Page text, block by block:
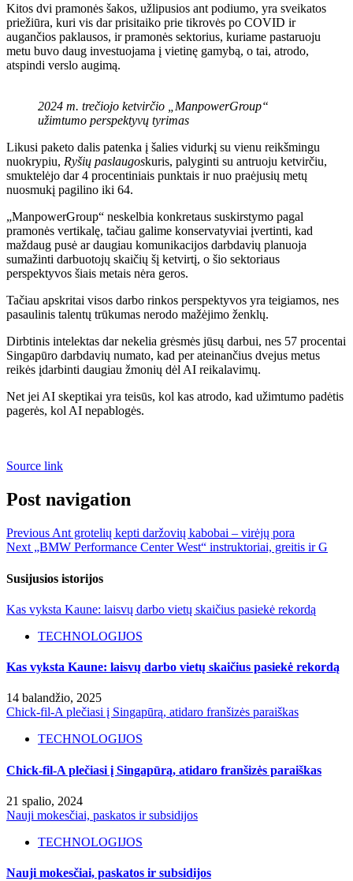
Kitos dvi pramonės šakos, užlipusios ant podiumo, yra sveikatos
priežiūra, kuri vis dar prisitaiko prie tikrovės po COVID ir
augančios paklausos, ir pramonės sektorius, kuriame pastaruoju
metu buvo daug investuojama į vietinę gamybą, o tai, atrodo,
atspindi verslo augimą.
2024 m. trečiojo ketvirčio „ManpowerGroup“
užimtumo perspektyvų tyrimas
Likusi paketo dalis patenka į šalies vidurkį su vienu reikšmingu
nuokrypiu, Ryšių paslaugoskuris, palyginti su antruoju ketvirčiu,
smuktelėjo dar 4 procentiniais punktais ir nuo praėjusių metų
nuosmukį pagilino iki 64.
„ManpowerGroup“ neskelbia konkretaus suskirstymo pagal
pramonės vertikalę, tačiau galime konservatyviai įvertinti, kad
maždaug pusė ar daugiau komunikacijos darbdavių planuoja
sumažinti darbuotojų skaičių šį ketvirtį, o šio sektoriaus
perspektyvos šiais metais nėra geros.
Tačiau apskritai visos darbo rinkos perspektyvos yra teigiamos, nes
pasaulinis talentų trūkumas nerodo mažėjimo ženklų.
Dirbtinis intelektas dar nekelia grėsmės jūsų darbui, nes 57 procentai
Singapūro darbdavių numato, kad per ateinančius dvejus metus
reikės įdarbinti daugiau žmonių dėl AI reikalavimų.
Net jei AI skeptikai yra teisūs, kol kas atrodo, kad užimtumo padėtis
pagerės, kol AI nepablogės.
Source link
Post navigation
Previous Ant grotelių kepti daržovių kabobai – virėjų pora
Next „BMW Performance Center West“ instruktoriai, greitis ir G
Susijusios istorijos
Kas vyksta Kaune: laisvų darbo vietų skaičius pasiekė rekordą
TECHNOLOGIJOS
Kas vyksta Kaune: laisvų darbo vietų skaičius pasiekė rekordą
14 balandžio, 2025
Chick-fil-A plečiasi į Singapūrą, atidaro franšizės paraiškas
TECHNOLOGIJOS
Chick-fil-A plečiasi į Singapūrą, atidaro franšizės paraiškas
21 spalio, 2024
Nauji mokesčiai, paskatos ir subsidijos
TECHNOLOGIJOS
Nauji mokesčiai, paskatos ir subsidijos